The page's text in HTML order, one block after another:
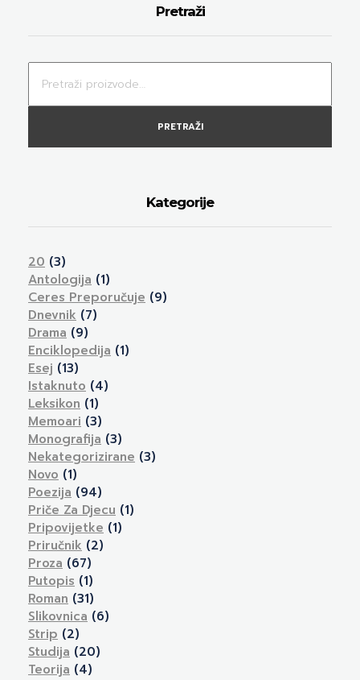
Pretraži
PRETRAŽI
Kategorije
20 (3)
Antologija (1)
Ceres Preporučuje (9)
Dnevnik (7)
Drama (9)
Enciklopedija (1)
Esej (13)
Istaknuto (4)
Leksikon (1)
Memoari (3)
Monografija (3)
Nekategorizirane (3)
Novo (1)
Poezija (94)
Priče Za Djecu (1)
Pripovijetke (1)
Priručnik (2)
Proza (67)
Putopis (1)
Roman (31)
Slikovnica (6)
Strip (2)
Studija (20)
Teorija (4)